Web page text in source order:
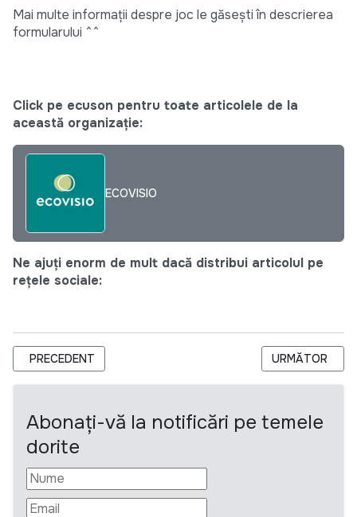
Mai multe informații despre joc le găsești în descrierea
formularului ^^
Click pe ecuson pentru toate articolele de la
această organizație:
ECOVISIO
Ne ajuți enorm de mult dacă distribui articolul pe
rețele sociale:
ARTICOL PRECEDENT: FORUMUL NAȚIONAL AL
PRECEDENT ARTICOLUL
URMĂTOR
Abonați-vă la notificări pe temele
dorite